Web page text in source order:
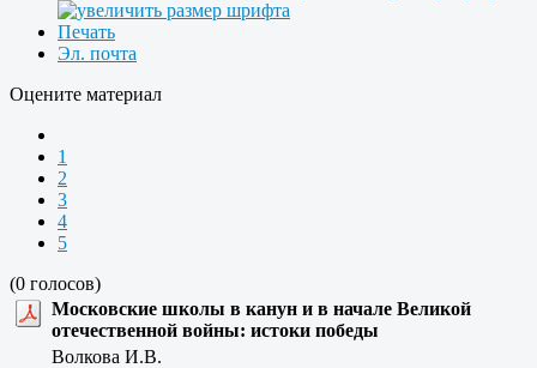
Печать
Эл. почта
Оцените материал
1
2
3
4
5
(0 голосов)
Московские школы в канун и в начале Великой
отечественной войны: истоки победы
Волкова И.В.